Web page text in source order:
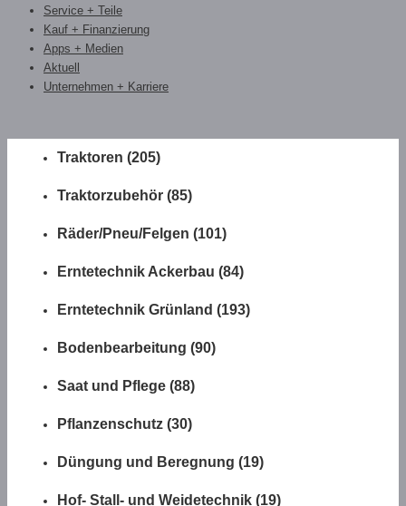
Service + Teile
Kauf + Finanzierung
Apps + Medien
Aktuell
Unternehmen + Karriere
Traktoren (205)
Traktorzubehör (85)
Räder/Pneu/Felgen (101)
Erntetechnik Ackerbau (84)
Erntetechnik Grünland (193)
Bodenbearbeitung (90)
Saat und Pflege (88)
Pflanzenschutz (30)
Düngung und Beregnung (19)
Hof- Stall- und Weidetechnik (19)